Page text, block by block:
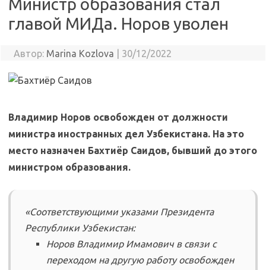
Министр образования стал
главой МИДа. Норов уволен
Автор: Marina Kozlova 30/12/2022
Владимир Норов освобожден от должности
министра иностранных дел Узбекистана. На это
место назначен Бахтиёр Саидов, бывший до этого
министром образования.
«Соответствующими указами Президента
Республики Узбекистан:
Норов Владимир Имамович в связи с
переходом на другую работу освобожден